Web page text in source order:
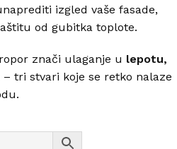
izgled vaše fasade,
od gubitka toplote.
znači ulaganje u lepotu,
– tri stvari koje se retko nalaze